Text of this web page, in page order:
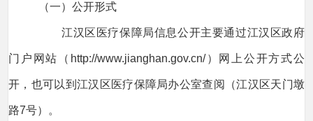
（一）公开形式
江汉区医疗保障局信息公开主要通过江汉区政府
门户网站（http://www.jianghan.gov.cn/）网上公开方式公
开，也可以到江汉区医疗保障局办公室查阅（江汉区天门墩
路7号）。